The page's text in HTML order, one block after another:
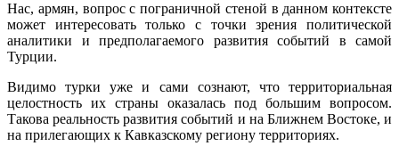
Нас, армян, вопрос с пограничной стеной в данном контексте
может интересовать только с точки зрения политической
аналитики и предполагаемого развития событий в самой
Турции.
Видимо турки уже и сами сознают, что территориальная
целостность их страны оказалась под большим вопросом.
Такова реальность развития событий и на Ближнем Востоке, и
на прилегающих к Кавказскому региону территориях.